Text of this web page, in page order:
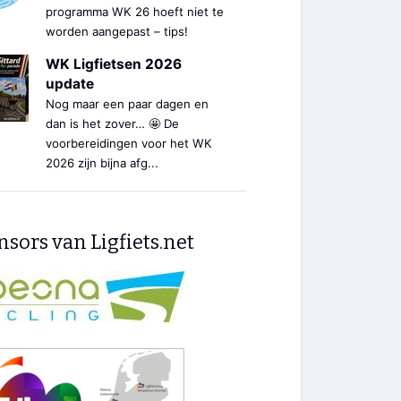
programma WK 26 hoeft niet te
worden aangepast – tips!
WK Ligfietsen 2026
update
Nog maar een paar dagen en
dan is het zover… 🤩 De
voorbereidingen voor het WK
2026 zijn bijna afg...
van Ligfiets.net